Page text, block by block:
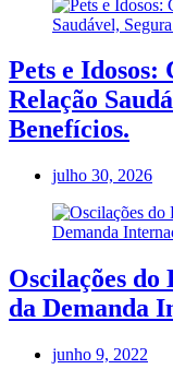
Pets e
Relação
Benefícios.
julho 30, 2026
Oscilações
da Demanda
junho 9, 2022